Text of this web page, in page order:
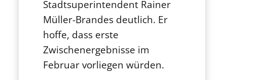
Stadtsuperintendent Rainer
Müller-Brandes deutlich. Er
hoffe, dass erste
Zwischenergebnisse im
Februar vorliegen würden.